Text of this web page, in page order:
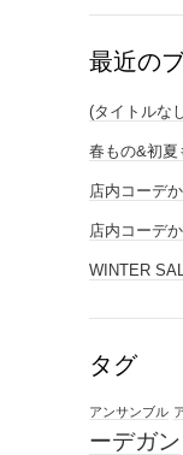
最近の
(タイトルな
春もの&初夏
店内コーデ
店内コーデ
WINTER
タグ
アンサンブル
ーデガン